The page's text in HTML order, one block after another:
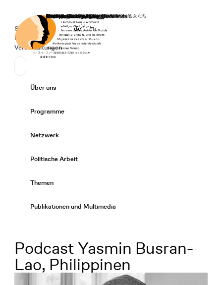
Startseite
Secondary Navigation
Spenden
News
Veranstaltungen
Sprache wechseln
Deutsch
de English
en
Primary Navigation
Über uns
Programme
Netzwerk
Politische Arbeit
Themen
Publikationen und Multimedia
Podcast Yasmin Busran-
Lao, Philippinen